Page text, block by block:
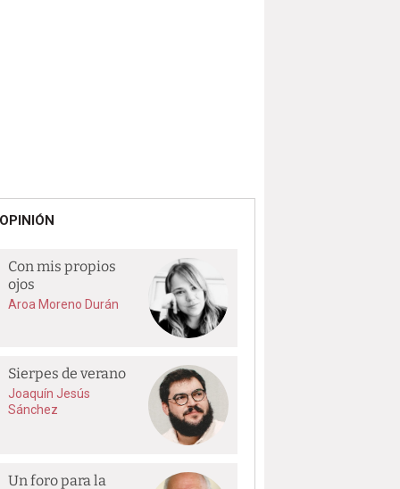
OPINIÓN
Con mis propios
ojos
Aroa Moreno Durán
Sierpes de verano
Joaquín Jesús
Sánchez
Un foro para la